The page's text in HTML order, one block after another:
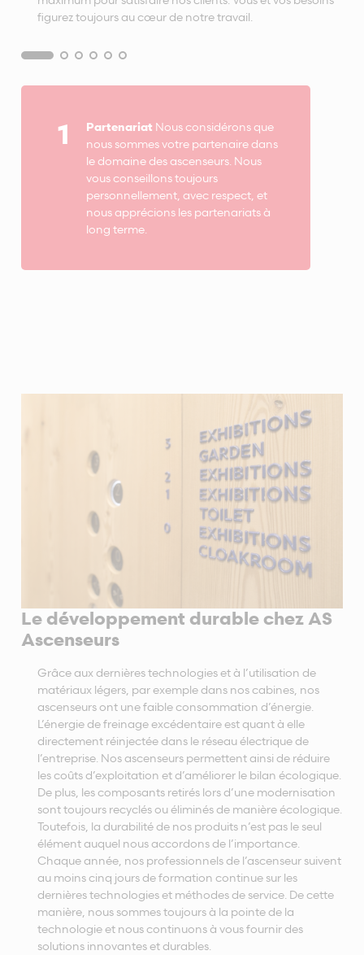
figurez toujours au cœur de notre travail.
1 Partenariat Nous considérons que
nous sommes votre partenaire dans
le domaine des ascenseurs. Nous
vous conseillons toujours
personnellement, avec respect, et
nous apprécions les partenariats à
long terme.
Le développement durable chez AS
Ascenseurs
Grâce aux dernières technologies et à l’utilisation de
matériaux légers, par exemple dans nos cabines, nos
ascenseurs ont une faible consommation d’énergie.
L’énergie de freinage excédentaire est quant à elle
directement réinjectée dans le réseau électrique de
l’entreprise. Nos ascenseurs permettent ainsi de réduire
les coûts d’exploitation et d’améliorer le bilan écologique.
De plus, les composants retirés lors d’une modernisation
sont toujours recyclés ou éliminés de manière écologique.
Toutefois, la durabilité de nos produits n’est pas le seul
élément auquel nous accordons de l’importance.
Chaque année, nos professionnels de l’ascenseur suivent
au moins cinq jours de formation continue sur les
dernières technologies et méthodes de service. De cette
manière, nous sommes toujours à la pointe de la
technologie et nous continuons à vous fournir des
solutions innovantes et durables.